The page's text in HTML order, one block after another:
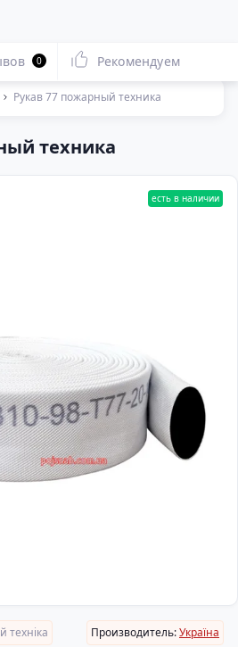
Рукав 77 пожарный техника
техника
0 Рекомендуем
есть в наличии
техніка Производитель:Україна